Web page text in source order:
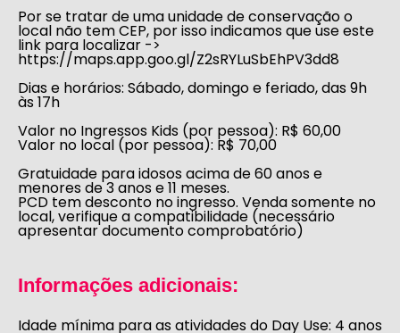
Por se tratar de uma unidade de conservação o
local não tem CEP, por isso indicamos que use este
link para localizar ->
https://maps.app.goo.gl/Z2sRYLuSbEhPV3dd8
Dias e horários: Sábado, domingo e feriado, das 9h
às 17h
Valor no Ingressos Kids (por pessoa): R$ 60,00
Valor no local (por pessoa): R$ 70,00
Gratuidade para idosos acima de 60 anos e
menores de 3 anos e 11 meses.
PCD tem desconto no ingresso. Venda somente no
local, verifique a compatibilidade (necessário
apresentar documento comprobatório)
Informações adicionais:
Idade mínima para as atividades do Day Use: 4 anos